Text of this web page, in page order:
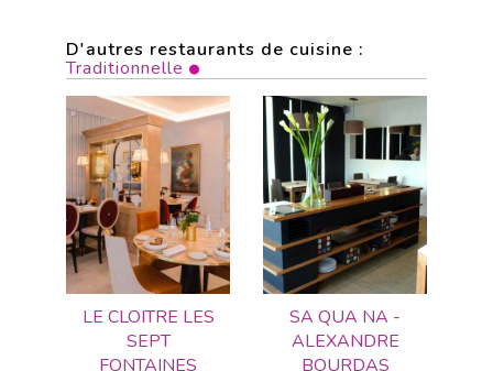
D'autres restaurants de cuisine :
Traditionnelle
LE CLOITRE LES
SEPT
FONTAINES
SA QUA NA -
ALEXANDRE
BOURDAS